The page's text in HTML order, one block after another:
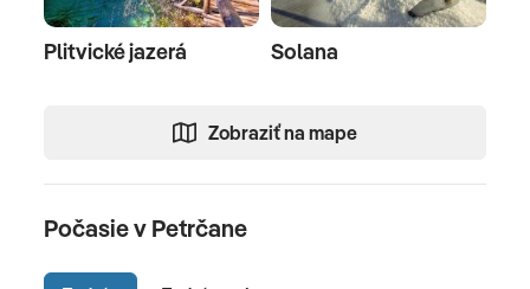
Plitvické jazerá Solana
Zobraziť na mape
Počasie v Petrčane